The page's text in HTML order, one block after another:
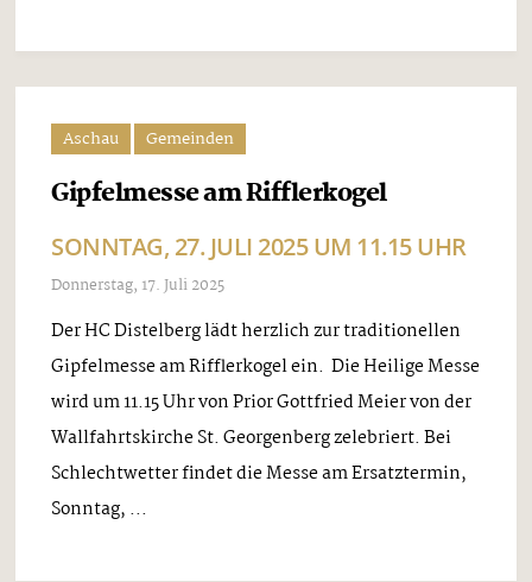
Aschau Gemeinden
Gipfelmesse am Rifflerkogel
SONNTAG, 27. JULI 2025 UM 11.15 UHR
Donnerstag, 17. Juli 2025
Der HC Distelberg lädt herzlich zur traditionellen
Gipfelmesse am Rifflerkogel ein. Die Heilige Messe
wird um 11.15 Uhr von Prior Gottfried Meier von der
Wallfahrtskirche St. Georgenberg zelebriert. Bei
Schlechtwetter findet die Messe am Ersatztermin,
Sonntag, ...